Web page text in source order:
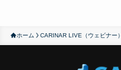
ホーム CARINAR LIVE（ウェビナー）